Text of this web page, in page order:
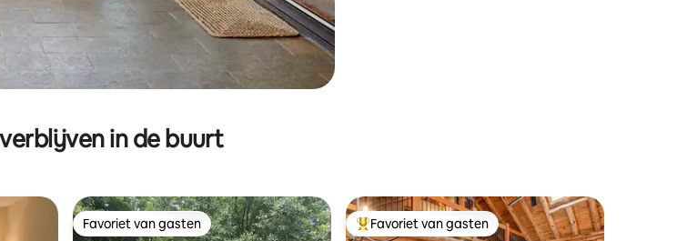
in de buurt
Favoriet van gasten
Favoriet van gasten Topfavoriet van gasten
Favoriet van gasten